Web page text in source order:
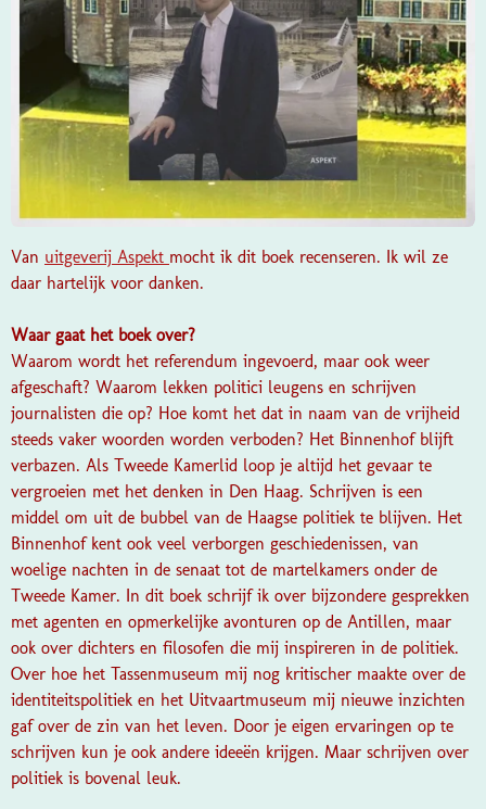
Van uitgeverij Aspekt mocht ik dit boek recenseren. Ik wil ze
daar hartelijk voor danken.
Waar gaat het boek over?
Waarom wordt het referendum ingevoerd, maar ook weer
afgeschaft? Waarom lekken politici leugens en schrijven
journalisten die op? Hoe komt het dat in naam van de vrijheid
steeds vaker woorden worden verboden? Het Binnenhof blijft
verbazen. Als Tweede Kamerlid loop je altijd het gevaar te
vergroeien met het denken in Den Haag. Schrijven is een
middel om uit de bubbel van de Haagse politiek te blijven. Het
Binnenhof kent ook veel verborgen geschiedenissen, van
woelige nachten in de senaat tot de martelkamers onder de
Tweede Kamer. In dit boek schrijf ik over bijzondere gesprekken
met agenten en opmerkelijke avonturen op de Antillen, maar
ook over dichters en filosofen die mij inspireren in de politiek.
Over hoe het Tassenmuseum mij nog kritischer maakte over de
identiteitspolitiek en het Uitvaartmuseum mij nieuwe inzichten
gaf over de zin van het leven. Door je eigen ervaringen op te
schrijven kun je ook andere ideeën krijgen. Maar schrijven over
politiek is bovenal leuk.